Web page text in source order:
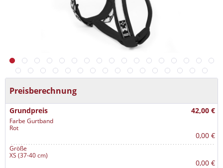
Preisberechnung
Grundpreis 42,00 €
Farbe Gurtband
Rot
0,00 €
Größe
XS (37-40 cm)
0,00 €